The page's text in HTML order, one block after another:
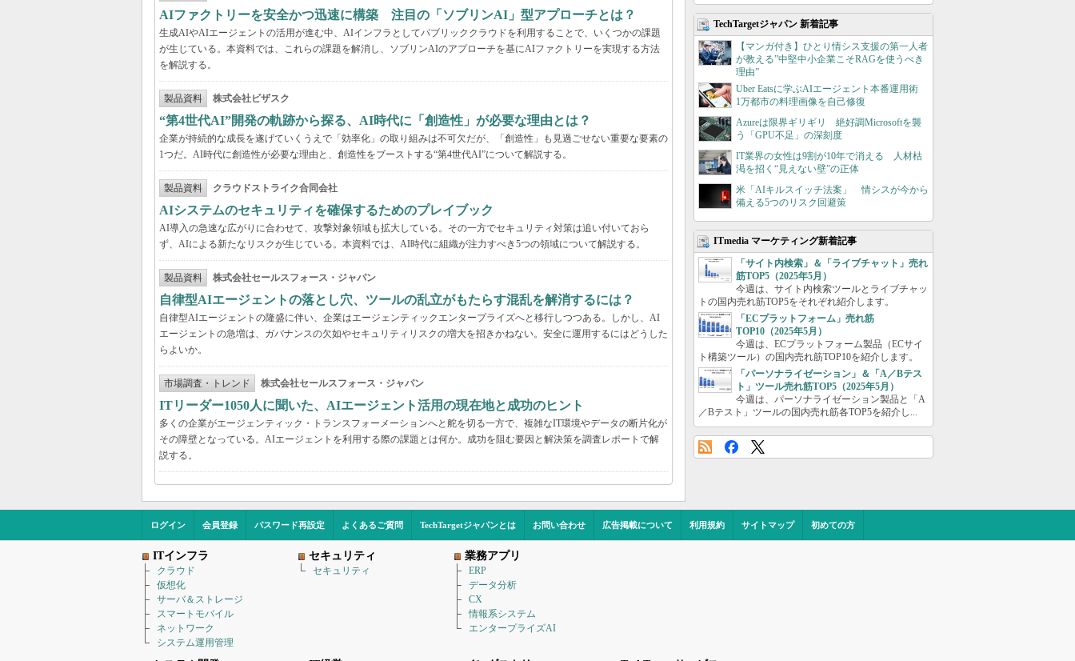
AIファクトリーを安全かつ迅速に構築 注目の「ソブリンAI」型アプローチとは？
生成AIやAIエージェントの活用が進む中、AIインフラとしてパブリッククラウドを利用することで、いくつかの課題
が生じている。本資料では、これらの課題を解消し、ソブリンAIのアプローチを基にAIファクトリーを実現する方法
を解説する。
製品資料 株式会社ビザスク
“第4世代AI”開発の軌跡から探る、AI時代に「創造性」が必要な理由とは？
企業が持続的な成長を遂げていくうえで「効率化」の取り組みは不可欠だが、「創造性」も見過ごせない重要な要素の
1つだ。AI時代に創造性が必要な理由と、創造性をブーストする“第4世代AI”について解説する。
製品資料 クラウドストライク合同会社
AIシステムのセキュリティを確保するためのプレイブック
AI導入の急速な広がりに合わせて、攻撃対象領域も拡大している。その一方でセキュリティ対策は追い付いておら
ず、AIによる新たなリスクが生じている。本資料では、AI時代に組織が注力すべき5つの領域について解説する。
製品資料 株式会社セールスフォース・ジャパン
自律型AIエージェントの落とし穴、ツールの乱立がもたらす混乱を解消するには？
自律型AIエージェントの隆盛に伴い、企業はエージェンティックエンタープライズへと移行しつつある。しかし、AI
エージェントの急増は、ガバナンスの欠如やセキュリティリスクの増大を招きかねない。安全に運用するにはどうした
らよいか。
市場調査・トレンド 株式会社セールスフォース・ジャパン
ITリーダー1050人に聞いた、AIエージェント活用の現在地と成功のヒント
多くの企業がエージェンティック・トランスフォーメーションへと舵を切る一方で、複雑なIT環境やデータの断片化が
その障壁となっている。AIエージェントを利用する際の課題とは何か。成功を阻む要因と解決策を調査レポートで解
説する。
TechTargetジャパン 新着記事
【マンガ付き】ひとり情シス支援の第一人者
が教える”中堅中小企業こそRAGを使うべき
理由”
Uber Eatsに学ぶAIエージェント本番運用術
1万都市の料理画像を自己修復
Azureは限界ギリギリ 絶好調Microsoftを襲
う「GPU不足」の深刻度
IT業界の女性は9割が10年で消える 人材枯
渇を招く“見えない壁”の正体
米「AIキルスイッチ法案」 情シスが今から
備える5つのリスク回避策
ITmedia マーケティング新着記事
「サイト内検索」＆「ライブチャット」売れ
筋TOP5（2025年5月）
今週は、サイト内検索ツールとライブチャッ
トの国内売れ筋TOP5をそれぞれ紹介します。
「ECプラットフォーム」売れ筋
TOP10（2025年5月）
今週は、ECプラットフォーム製品（ECサイ
ト構築ツール）の国内売れ筋TOP10を紹介します。
「パーソナライゼーション」＆「A／Bテス
ト」ツール売れ筋TOP5（2025年5月）
今週は、パーソナライゼーション製品と「A
／Bテスト」ツールの国内売れ筋各TOP5を紹介し...
ログイン 会員登録 パスワード再設定 よくあるご質問 TechTargetジャパンとは お問い合わせ 広告掲載について 利用規約 サイトマップ 初めての方
ITインフラ
クラウド
仮想化
サーバ＆ストレージ
スマートモバイル
ネットワーク
システム運用管理
セキュリティ
セキュリティ
業務アプリ
ERP
データ分析
CX
情報系システム
エンタープライズAI